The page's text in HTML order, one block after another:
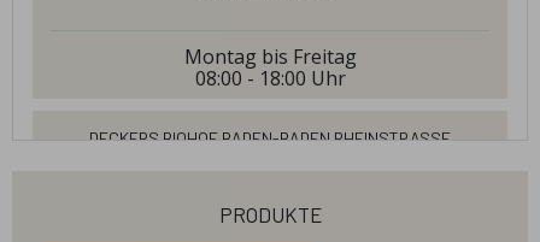
Montag bis Freitag
08:00 - 18:00 Uhr
Deckers Biohof Baden-Baden Rheinstraße
Baden-Baden 76532
produkte